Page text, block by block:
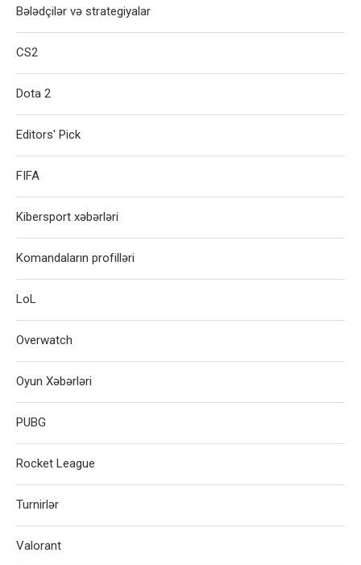
Bələdçilər və strategiyalar
CS2
Dota 2
Editors' Pick
FIFA
Kibersport xəbərləri
Komandaların profilləri
LoL
Overwatch
Oyun Xəbərləri
PUBG
Rocket League
Turnirlər
Valorant